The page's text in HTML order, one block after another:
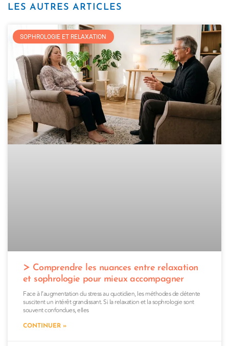
LES AUTRES ARTICLES
SOPHROLOGIE ET RELAXATION
Comprendre les nuances entre relaxation
et sophrologie pour mieux accompagner
Face à l’augmentation du stress au quotidien, les méthodes de détente
suscitent un intérêt grandissant. Si la relaxation et la sophrologie sont
souvent confondues, elles
CONTINUER »